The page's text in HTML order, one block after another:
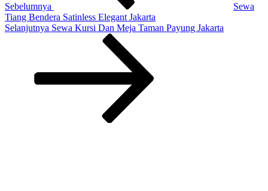
Sebelumnya
Sewa
Tiang Bendera Satinless Elegant Jakarta
Pos
Selanjutnya Sewa Kursi Dan Meja Taman Payung Jakarta